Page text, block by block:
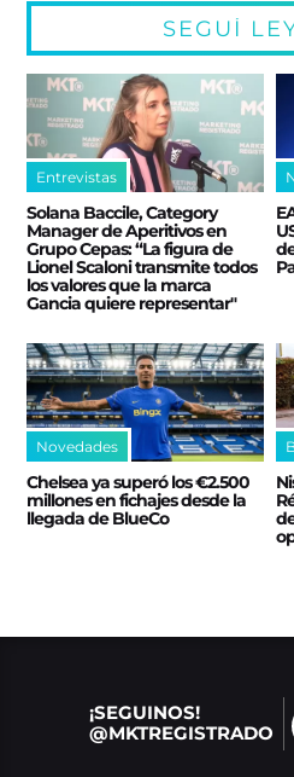
SEGUÍ
Entrevistas
Solana Baccile, Category
Manager de Aperitivos en
Grupo Cepas: “La figura de
Lionel Scaloni transmite todos
los valores que la marca
Gancia quiere representar"
Novedades
Chelsea ya superó los €2.500
millones en fichajes desde la
llegada de BlueCo
¡SEGUINOS!
@MKTREGISTRADO